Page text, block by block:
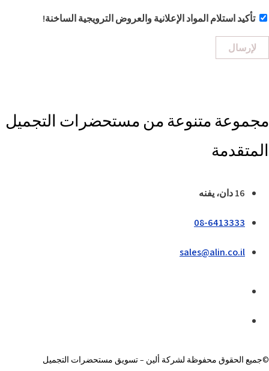
تأكيد استلام المواد الإعلانية والعروض الترويجية الساخنة!
لإرسال
مجموعة متنوعة من مستحضرات التجميل
المتقدمة
16 دان، يفنه
08-6413333
sales@alin.co.il
©جميع الحقوق محفوظة لشركة ألين – تسويق مستحضرات التجميل